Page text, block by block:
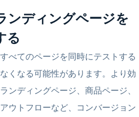
ンディングページを
る
べてのページを同時にテストする
くなる可能性があります。より効
ンディングページ、商品ページ、
ウトフローなど、コンバージョン